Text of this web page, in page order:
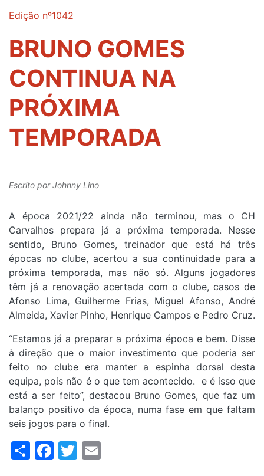
Edição nº1042
BRUNO GOMES
CONTINUA NA
PRÓXIMA
TEMPORADA
Escrito porJohnny Lino
A época 2021/22 ainda não terminou, mas o CH
Carvalhos prepara já a próxima temporada. Nesse
sentido, Bruno Gomes, treinador que está há três
épocas no clube, acertou a sua continuidade para a
próxima temporada, mas não só. Alguns jogadores
têm já a renovação acertada com o clube, casos de
Afonso Lima, Guilherme Frias, Miguel Afonso, André
Almeida, Xavier Pinho, Henrique Campos e Pedro Cruz.
“Estamos já a preparar a próxima época e bem. Disse
à direção que o maior investimento que poderia ser
feito no clube era manter a espinha dorsal desta
equipa, pois não é o que tem acontecido. e é isso que
está a ser feito”, destacou Bruno Gomes, que faz um
balanço positivo da época, numa fase em que faltam
seis jogos para o final.
ShareFacebook
Twitter